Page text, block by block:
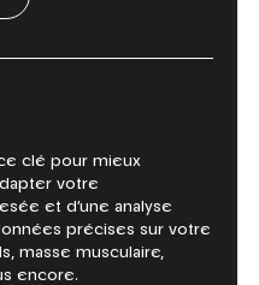
clé pour mieux
votre
et d’une analyse
précises sur votre
masse musculaire,
encore.